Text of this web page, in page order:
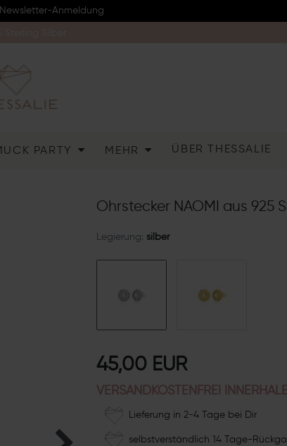
Anmeldung
PARTY MEHR ÜBER THESSALIE
Ohrstecker NAOMI aus 925
Legierung: silber
45,00 EUR
VERSANDKOSTENFREI
Lieferung in 2-4 Tage bei Dir
selbstverständlich 14 Tage-